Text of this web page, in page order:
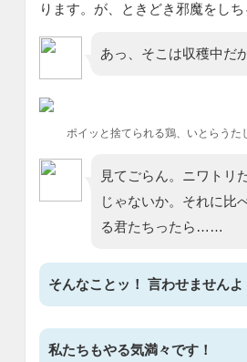
ります。が、ときどき邪魔をしち
あっ、そこは収穫中だ
ポイッと捨てられる鶏、いとらうた
見てごらん。ニワトリ
じゃないか。それに比
る君たちったら……
そんなことッ！ 言わせませんよ
私たちもやる気満々です！